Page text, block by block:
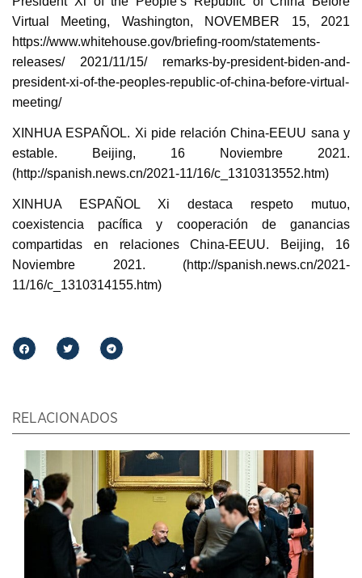
Virtual Meeting, Washington, NOVEMBER 15, 2021
https://www.whitehouse.gov/briefing-room/statements-
releases/ 2021/11/15/ remarks-by-president-biden-and-
president-xi-of-the-peoples-republic-of-china-before-virtual-
meeting/
XINHUA ESPAÑOL. Xi pide relación China-EEUU sana y
estable. Beijing, 16 Noviembre 2021.
(http://spanish.news.cn/2021-11/16/c_1310313552.htm)
XINHUA ESPAÑOL Xi destaca respeto mutuo,
coexistencia pacífica y cooperación de ganancias
compartidas en relaciones China-EEUU. Beijing, 16
Noviembre 2021. (http://spanish.news.cn/2021-
11/16/c_1310314155.htm)
RELACIONADOS